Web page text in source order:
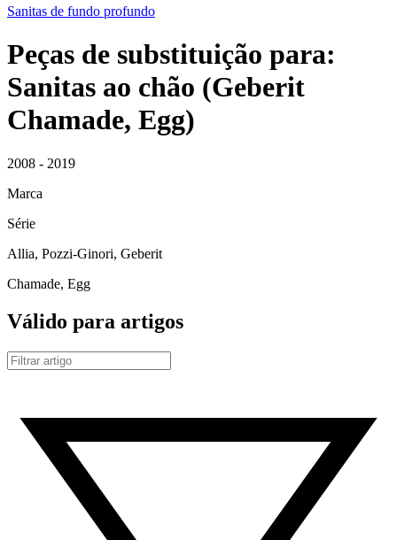
Sanitas de fundo profundo
Peças de substituição para:
Sanitas ao chão (Geberit
Chamade, Egg)
2008 - 2019
Marca
Série
Allia, Pozzi-Ginori, Geberit
Chamade, Egg
Válido para artigos